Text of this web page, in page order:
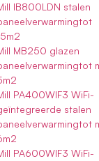
IB800LDN stalen
MB250 glazen
PA400WIF3 WiFi-
stalen
PA600WIF3 WiFi-